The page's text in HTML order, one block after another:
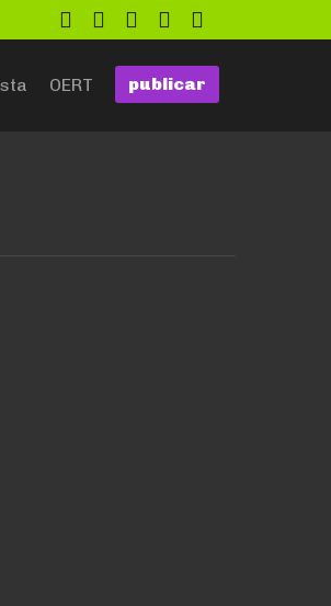
twitterfacebook
flickr google
publicar
OERT